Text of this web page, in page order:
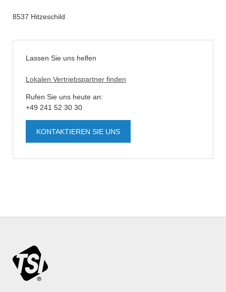
8537 Hitzeschild
Lassen Sie uns helfen
Lokalen Vertriebspartner finden
Rufen Sie uns heute an:
+49 241 52 30 30
KONTAKTIEREN SIE UNS